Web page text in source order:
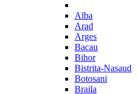
Alba
Arad
Arges
Bacau
Bihor
Bistrita-Nasaud
Botosani
Braila